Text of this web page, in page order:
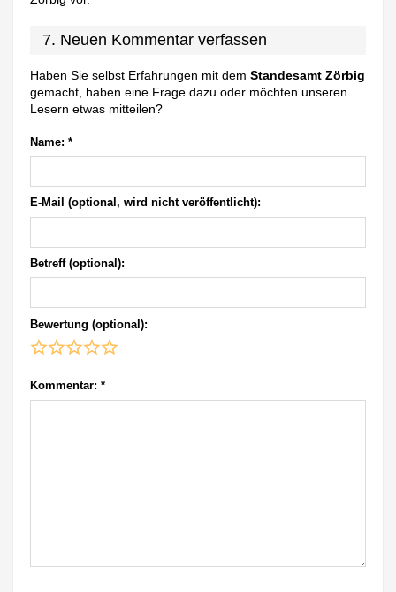
7. Neuen Kommentar verfassen
Haben Sie selbst Erfahrungen mit demStandesamt Zörbig
gemacht, haben eine Frage dazu oder möchten unseren
Lesern etwas mitteilen?
Name: *
E-Mail (optional, wird nicht veröffentlicht):
Betreff (optional):
Bewertung (optional):
Kommentar: *